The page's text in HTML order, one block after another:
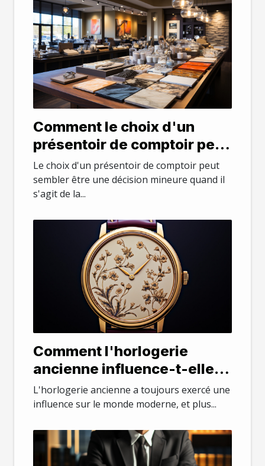
Comment le choix d'un
présentoir de comptoir peut
influencer votre business
Le choix d'un présentoir de comptoir peut
sembler être une décision mineure quand il
s'agit de la...
Comment l'horlogerie
ancienne influence-t-elle la
mode moderne ?
L'horlogerie ancienne a toujours exercé une
influence sur le monde moderne, et plus...